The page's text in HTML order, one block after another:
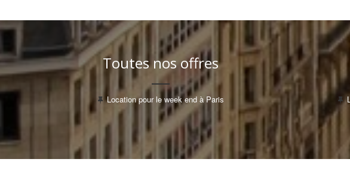
Toutes nos offres
Location pour le week end à Paris